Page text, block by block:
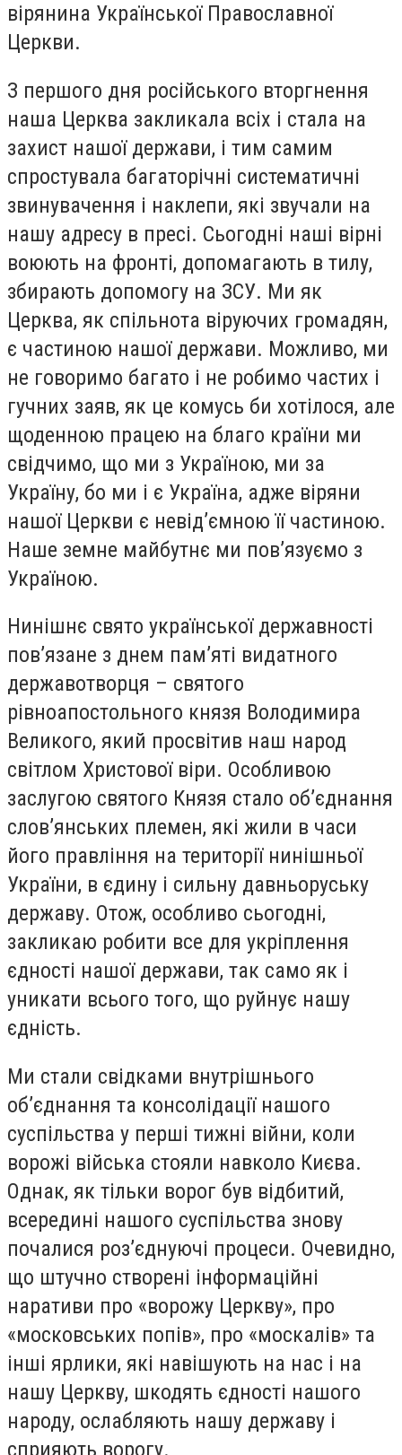
вірянина Української Православної
Церкви.
З першого дня російського вторгнення
наша Церква закликала всіх і стала на
захист нашої держави, і тим самим
спростувала багаторічні систематичні
звинувачення і наклепи, які звучали на
нашу адресу в пресі. Сьогодні наші вірні
воюють на фронті, допомагають в тилу,
збирають допомогу на ЗСУ. Ми як
Церква, як спільнота віруючих громадян,
є частиною нашої держави. Можливо, ми
не говоримо багато і не робимо частих і
гучних заяв, як це комусь би хотілося, але
щоденною працею на благо країни ми
свідчимо, що ми з Україною, ми за
Україну, бо ми і є Україна, адже віряни
нашої Церкви є невід’ємною її частиною.
Наше земне майбутнє ми пов’язуємо з
Україною.
Нинішнє свято української державності
пов’язане з днем пам’яті видатного
державотворця – святого
рівноапостольного князя Володимира
Великого, який просвітив наш народ
світлом Христової віри. Особливою
заслугою святого Князя стало об’єднання
слов’янських племен, які жили в часи
його правління на території нинішньої
України, в єдину і сильну давньоруську
державу. Отож, особливо сьогодні,
закликаю робити все для укріплення
єдності нашої держави, так само як і
уникати всього того, що руйнує нашу
єдність.
Ми стали свідками внутрішнього
об’єднання та консолідації нашого
суспільства у перші тижні війни, коли
ворожі війська стояли навколо Києва.
Однак, як тільки ворог був відбитий,
всередині нашого суспільства знову
почалися роз’єднуючі процеси. Очевидно,
що штучно створені інформаційні
наративи про «ворожу Церкву», про
«московських попів», про «москалів» та
інші ярлики, які навішують на нас і на
нашу Церкву, шкодять єдності нашого
народу, ослабляють нашу державу і
сприяють ворогу.